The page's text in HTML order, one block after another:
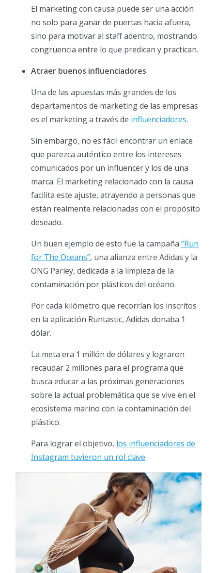
El marketing con causa puede ser una acción
no solo para ganar de puertas hacia afuera,
sino para motivar al staff adentro, mostrando
congruencia entre lo que predican y practican.
Atraer buenos influenciadores
Una de las apuestas más grandes de los
departamentos de marketing de las empresas
es el marketing a través de influenciadores.
Sin embargo, no es fácil encontrar un enlace
que parezca auténtico entre los intereses
comunicados por un influencer y los de una
marca. El marketing relacionado con la causa
facilita este ajuste, atrayendo a personas que
están realmente relacionadas con el propósito
deseado.
Un buen ejemplo de esto fue la campaña “Run
for The Oceans”, una alianza entre Adidas y la
ONG Parley, dedicada a la limpieza de la
contaminación por plásticos del océano.
Por cada kilómetro que recorrían los inscritos
en la aplicación Runtastic, Adidas donaba 1
dólar.
La meta era 1 millón de dólares y lograron
recaudar 2 millones para el programa que
busca educar a las próximas generaciones
sobre la actual problemática que se vive en el
ecosistema marino con la contaminación del
plástico.
Para lograr el objetivo, los influenciadores de
Instagram tuvieron un rol clave.